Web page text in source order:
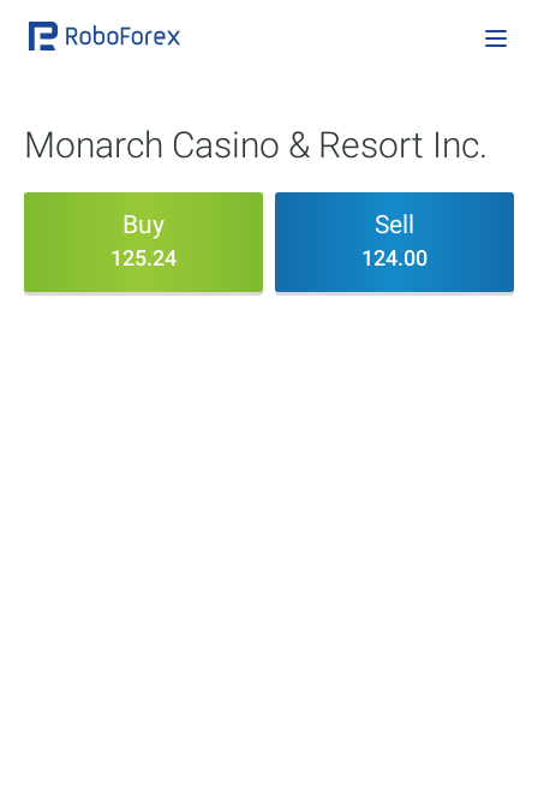
Monarch Casino & Resort Inc.
Buy
125.24
Sell
124.00